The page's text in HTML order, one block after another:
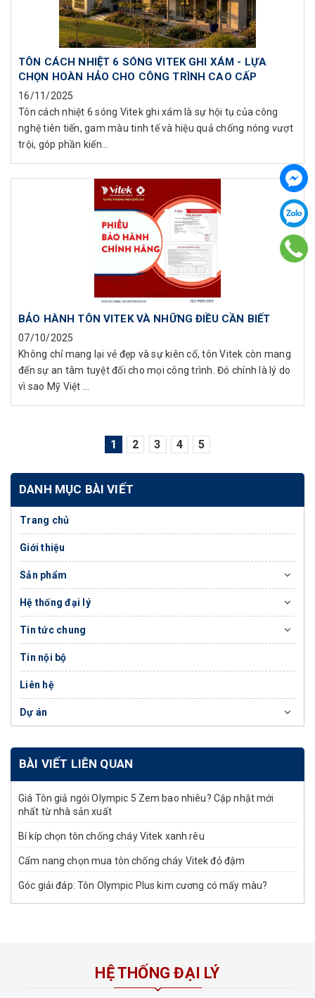
TÔN CÁCH NHIỆT 6 SÓNG VITEK GHI XÁM - LỰA
CHỌN HOÀN HẢO CHO CÔNG TRÌNH CAO CẤP
16/11/2025
Tôn cách nhiệt 6 sóng Vitek ghi xám là sự hội tụ của công
nghệ tiên tiến, gam màu tinh tế và hiệu quả chống nóng vượt
trội, góp phần kiến...
BẢO HÀNH TÔN VITEK VÀ NHỮNG ĐIỀU CẦN BIẾT
07/10/2025
Không chỉ mang lại vẻ đẹp và sự kiên cố, tôn Vitek còn mang
đến sự an tâm tuyệt đối cho mọi công trình. Đó chính là lý do
vì sao Mỹ Việt ...
1 2 3 4 5
DANH MỤC BÀI VIẾT
Trang chủ
Giới thiệu
Sản phẩm
Hệ thống đại lý
Tin tức chung
Tin nội bộ
Liên hệ
Dự án
BÀI VIẾT LIÊN QUAN
Giá Tôn giả ngói Olympic 5 Zem bao nhiêu? Cập nhật mới
nhất từ nhà sản xuất
Bí kíp chọn tôn chống cháy Vitek xanh rêu
Cẩm nang chọn mua tôn chống cháy Vitek đỏ đậm
Góc giải đáp: Tôn Olympic Plus kim cương có mấy màu?
HỆ THỐNG ĐẠI LÝ